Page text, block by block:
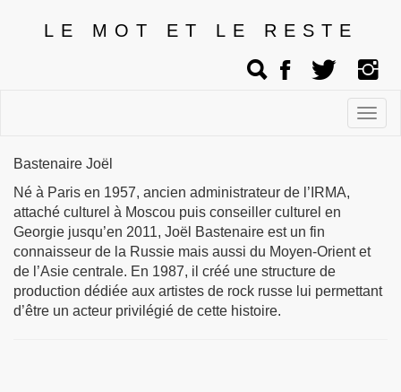
LE MOT ET LE RESTE
Bastenaire Joël
Né à Paris en 1957, ancien administrateur de l’IRMA,
attaché culturel à Moscou puis conseiller culturel en
Georgie jusqu’en 2011, Joël Bastenaire est un fin
connaisseur de la Russie mais aussi du Moyen-Orient et
de l’Asie centrale. En 1987, il créé une structure de
production dédiée aux artistes de rock russe lui permettant
d’être un acteur privilégié de cette histoire.